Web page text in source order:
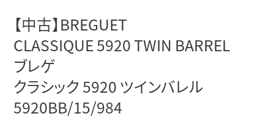
【中古】BREGUET
CLASSIQUE 5920 TWIN BARREL
ブレゲ
クラシック 5920 ツインバレル
5920BB/15/984